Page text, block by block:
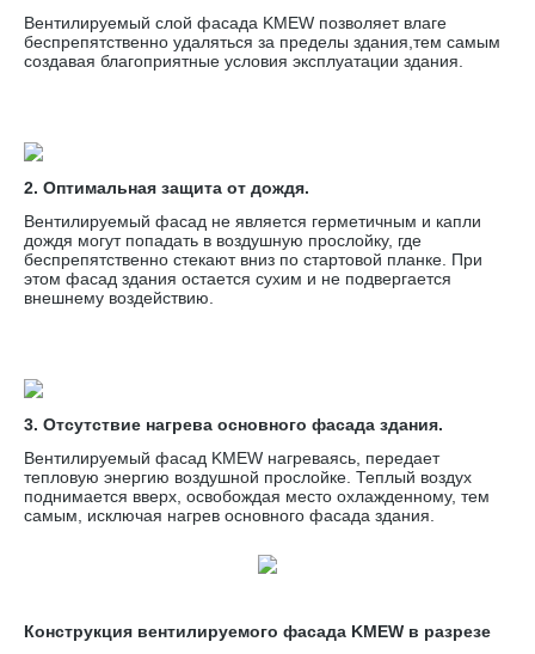
Вентилируемый слой фасада KMEW позволяет влаге
беспрепятственно удаляться за пределы здания,тем самым
создавая благоприятные условия эксплуатации здания.
2. Оптимальная защита от дождя.
Вентилируемый фасад не является герметичным и капли
дождя могут попадать в воздушную прослойку, где
беспрепятственно стекают вниз по стартовой планке. При
этом фасад здания остается сухим и не подвергается
внешнему воздействию.
3. Отсутствие нагрева основного фасада здания.
Вентилируемый фасад KMEW нагреваясь, передает
тепловую энергию воздушной прослойке. Теплый воздух
поднимается вверх, освобождая место охлажденному, тем
самым, исключая нагрев основного фасада здания.
Конструкция вентилируемого фасада KMEW в разрезе